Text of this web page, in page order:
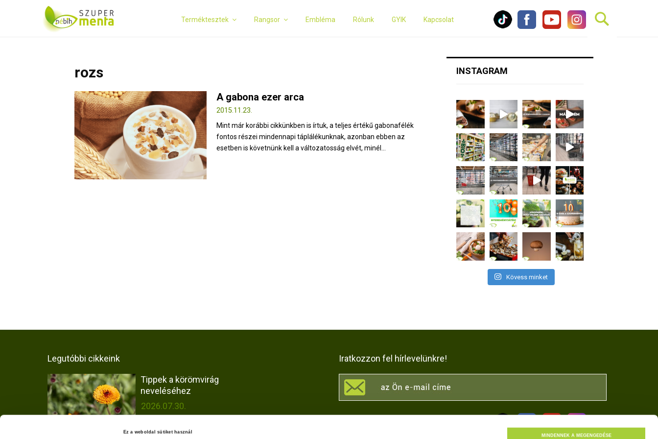
Ez a weboldal sütiket használ
MINDENNEK A MEGENGEDÉSE
Terméktesztek Rangsor Embléma Rólunk GYIK Kapcsolat
rozs
A gabona ezer arca
2015.11.23.
Mint már korábbi cikkünkben is írtuk, a teljes értékű gabonafélék
fontos részei mindennapi táplálékunknak, azonban ebben az
esetben is követnünk kell a változatosság elvét, minél...
INSTAGRAM
Kövess minket
Legutóbbi cikkeink
Tippek a körömvirág
neveléséhez
2026.07.30.
Iratkozzon fel hírlevelünkre!